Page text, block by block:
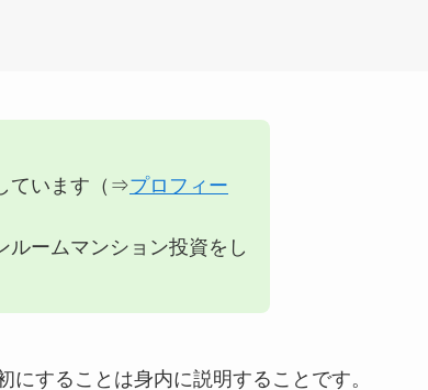
ています（⇒プロフィー
ルームマンション投資をし
することは身内に説明することです。